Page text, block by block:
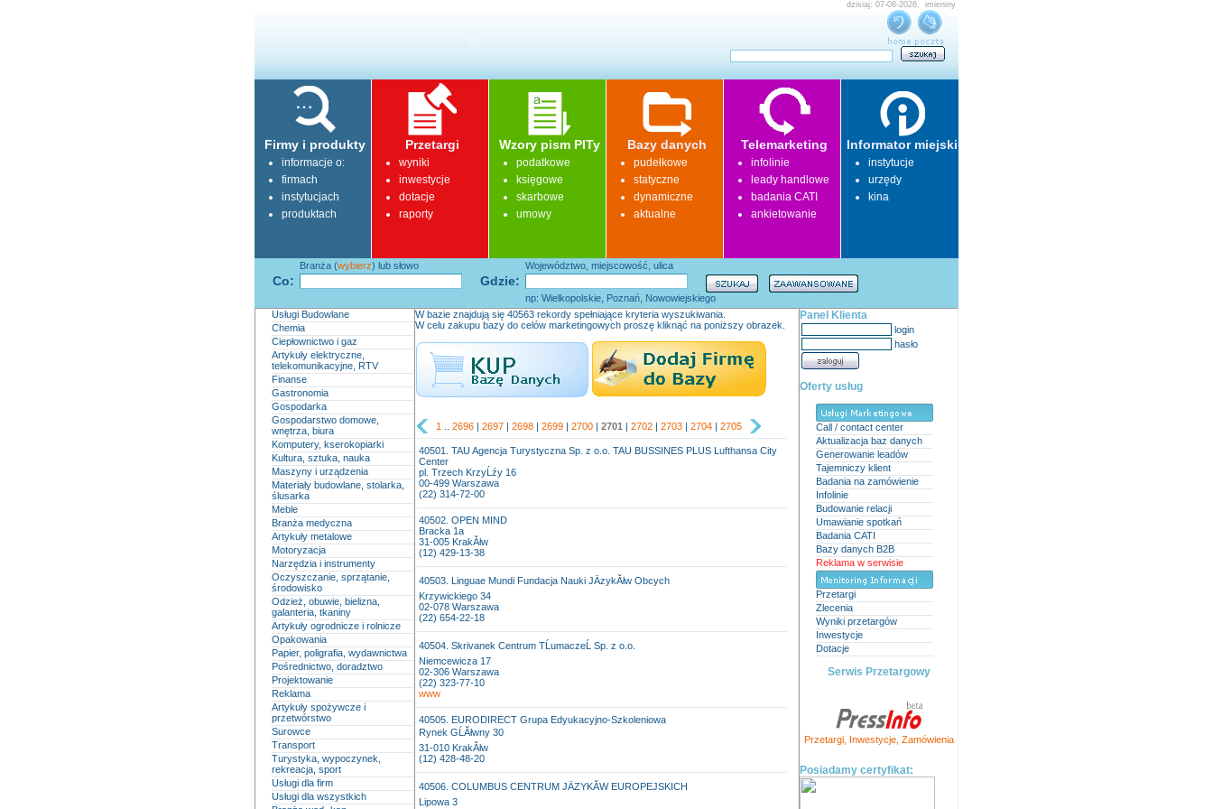
dzisiaj: 07-08-2026, imieniny
Firmy i produkty
informacje o:
firmach
instytucjach
produktach
Przetargi
wyniki
inwestycje
dotacje
raporty
Wzory pism PITy
podatkowe
księgowe
skarbowe
umowy
Bazy danych
pudełkowe
statyczne
dynamiczne
aktualne
Telemarketing
infolinie
leady handlowe
badania CATI
ankietowanie
Informator miejski
instytucje
urzędy
kina
Co: Gdzie:
Branża (wybierz) lub słowo Województwo, miejscowość, ulica
np: Wielkopolskie, Poznań, Nowowiejskiego
Usługi Budowlane
Chemia
Ciepłownictwo i gaz
Artykuły elektryczne,
telekomunikacyjne, RTV
Finanse
Gastronomia
Gospodarka
Gospodarstwo domowe,
wnętrza, biura
Komputery, kserokopiarki
Kultura, sztuka, nauka
Maszyny i urządzenia
Materiały budowlane, stolarka,
ślusarka
Meble
Branża medyczna
Artykuły metalowe
Motoryzacja
Narzędzia i instrumenty
Oczyszczanie, sprzątanie,
środowisko
Odzież, obuwie, bielizna,
galanteria, tkaniny
Artykuły ogrodnicze i rolnicze
Opakowania
Papier, poligrafia, wydawnictwa
Pośrednictwo, doradztwo
Projektowanie
Reklama
Artykuły spożywcze i
przetwórstwo
Surowce
Transport
Turystyka, wypoczynek,
rekreacja, sport
Usługi dla firm
Usługi dla wszystkich
W bazie znajdują się 40563 rekordy spełniające kryteria wyszukiwania.
W celu zakupu bazy do celów marketingowych proszę kliknąć na poniższy obrazek.
1 2696 | 2697 | 2698 | 2699 | 2700 | 2701 | 2702 | 2703 | 2704 | 2705
40501. TAU Agencja Turystyczna Sp. z o.o. TAU BUSSINES PLUS Lufthansa City
Center
pl. Trzech KrzyĹźy 16
00-499 Warszawa
(22) 314-72-00
40502. OPEN MIND
Bracka 1a
31-005 KrakĂłw
(12) 429-13-38
40503. Linguae Mundi Fundacja Nauki JÄzykĂłw Obcych
Krzywickiego 34
02-078 Warszawa
(22) 654-22-18
40504. Skrivanek Centrum TĹumaczeĹ Sp. z o.o.
Niemcewicza 17
02-306 Warszawa
(22) 323-77-10
www
40505. EURODIRECT Grupa Edyukacyjno-Szkoleniowa
Rynek GĹĂłwny 30
31-010 KrakĂłw
(12) 428-48-20
40506. COLUMBUS CENTRUM JÄZYKĂW EUROPEJSKICH
Lipowa 3
Panel Klienta
login
hasło
Oferty usług
Call / contact center
Aktualizacja baz danych
Generowanie leadów
Tajemniczy klient
Badania na zamówienie
Infolinie
Budowanie relacji
Umawianie spotkań
Badania CATI
Bazy danych B2B
Reklama w serwisie
Przetargi
Zlecenia
Wyniki przetargów
Inwestycje
Dotacje
Serwis Przetargowy
Przetargi, Inwestycje, Zamówienia
Posiadamy certyfikat: